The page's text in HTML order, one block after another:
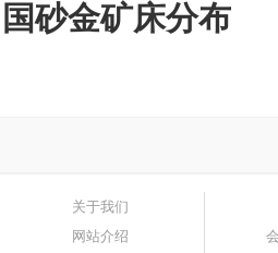
砂金矿床分布
关于我们
网站介绍